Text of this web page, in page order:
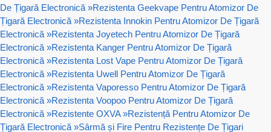
De Țigară Electronică »Rezistenta Geekvape Pentru Atomizor De
Țigară Electronică »Rezistenta Innokin Pentru Atomizor De Țigară
Electronică »Rezistenta Joyetech Pentru Atomizor De Țigară
Electronică »Rezistenta Kanger Pentru Atomizor De Țigară
Electronică »Rezistenta Lost Vape Pentru Atomizor De Țigară
Electronică »Rezistenta Uwell Pentru Atomizor De Țigară
Electronică »Rezistenta Vaporesso Pentru Atomizor De Țigară
Electronică »Rezistenta Voopoo Pentru Atomizor De Țigară
Electronică »Rezistente OXVA »Rezistență Pentru Atomizor De
Țigară Electronică »Sârmă și Fire Pentru Rezistențe De Țigari